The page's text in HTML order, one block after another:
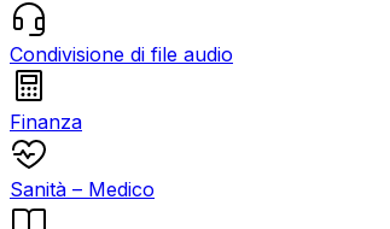
Condivisione di file audio
Finanza
Sanità – Medico